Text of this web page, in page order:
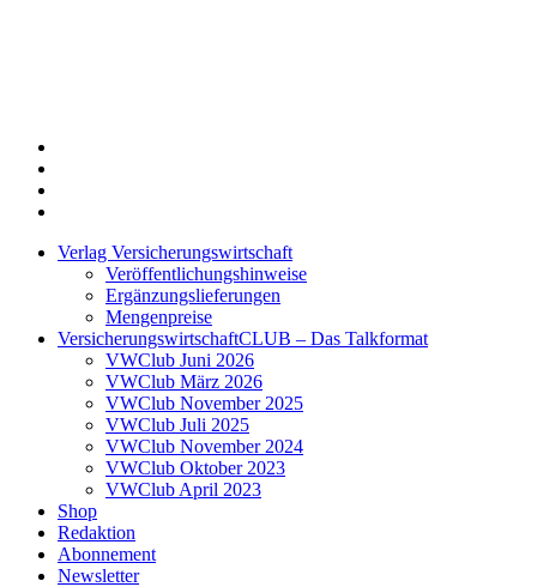
Verlag Versicherungswirtschaft
Veröffentlichungshinweise
Ergänzungslieferungen
Mengenpreise
VersicherungswirtschaftCLUB – Das Talkformat
VWClub Juni 2026
VWClub März 2026
VWClub November 2025
VWClub Juli 2025
VWClub November 2024
VWClub Oktober 2023
VWClub April 2023
Shop
Redaktion
Abonnement
Newsletter